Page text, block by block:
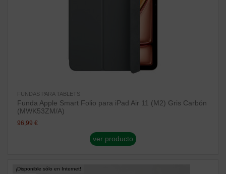
FUNDAS PARA TABLETS
Funda Apple Smart Folio para iPad Air 11 (M2) Gris Carbón
(MWK53ZM/A)
96,99 €
ver producto
¡Disponible sólo en Internet!